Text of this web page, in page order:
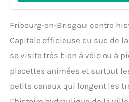
Fribourg-en-Brisgau: centre
Capitale officieuse du sud de
se visite très bien à vélo ou à
placettes animées et surtout
petits canaux qui longent les